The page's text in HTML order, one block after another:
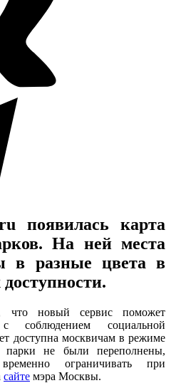
появилась карта
На ней места
в разные цвета в
что новый сервис поможет
соблюдением социальной
доступна москвичам в режиме
парки не были переполнены,
ограничивать при
сайте мэра Москвы.